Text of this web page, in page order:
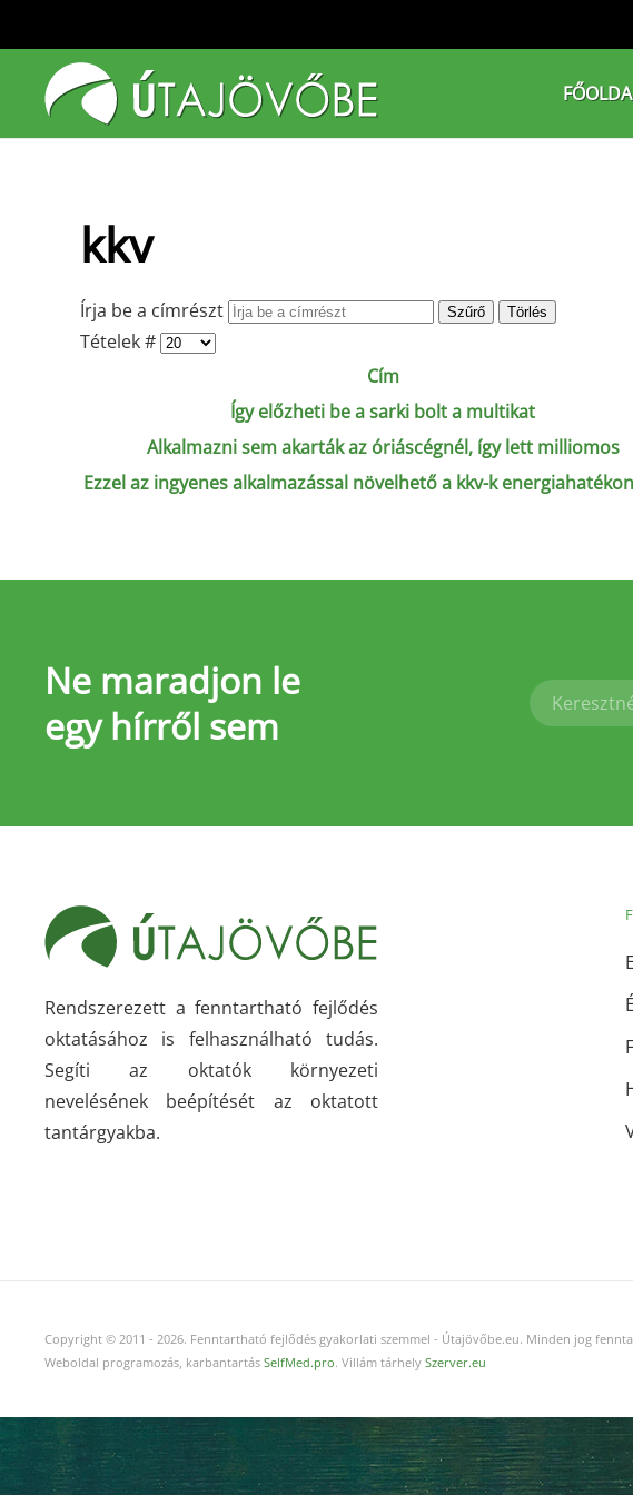
Fő tartalom átugrása
kkv
Írja be a címrészt Szűrő Törlés
Tételek #
Cím
Így előzheti be a sarki bolt a multikat
Alkalmazni sem akarták az óriáscégnél, így lett milliomos
Ezzel az ingyenes alkalmazással növelhető a kkv-k
Ne maradjon le
egy hírről sem
Rendszerezett a fenntartható fejlődés
oktatásához is felhasználható tudás.
Segíti az oktatók környezeti
nevelésének beépítését az oktatott
tantárgyakba.
Copyright © 2011 - 2026. Fenntartható fejlődés gyakorlati szemmel - Útajövőbe.eu. Minden jog
Weboldal programozás, karbantartás SelfMed.pro. Villám tárhely Szerver.eu